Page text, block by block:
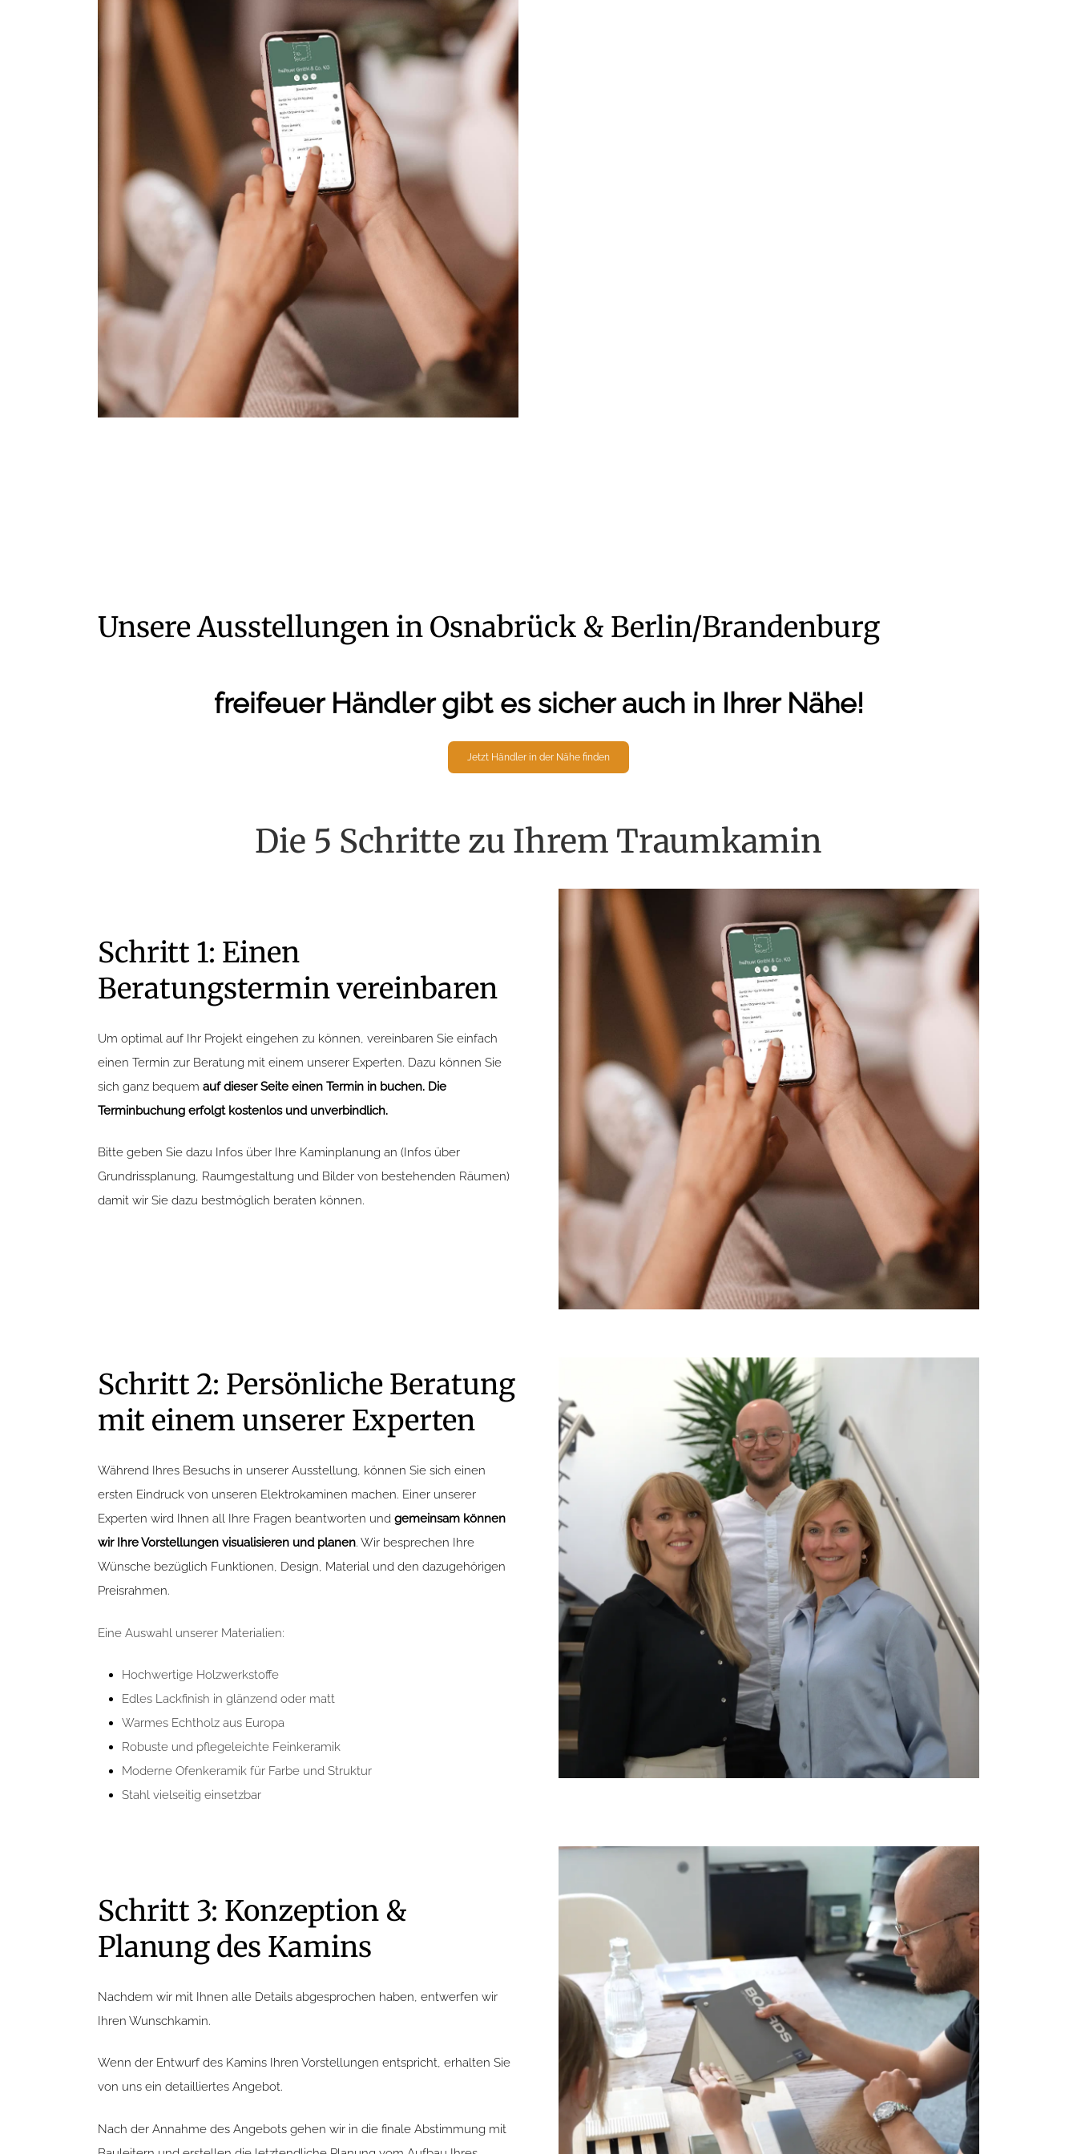
Unsere Ausstellungen in Osnabrück & Berlin/Brandenburg
freifeuer Händler gibt es sicher auch in Ihrer Nähe!
Jetzt Händler in der Nähe finden
Die 5 Schritte zu Ihrem Traumkamin
Schritt 1: Einen
Beratungstermin vereinbaren
Um optimal auf Ihr Projekt eingehen zu können, vereinbaren Sie einfach
einen Termin zur Beratung mit einem unserer Experten. Dazu können Sie
sich ganz bequem auf dieser Seite einen Termin in buchen. Die
Terminbuchung erfolgt kostenlos und unverbindlich.
Bitte geben Sie dazu Infos über Ihre Kaminplanung an (Infos über
Grundrissplanung, Raumgestaltung und Bilder von bestehenden Räumen)
damit wir Sie dazu bestmöglich beraten können.
Schritt 2: Persönliche Beratung
mit einem unserer Experten
Während Ihres Besuchs in unserer Ausstellung, können Sie sich einen
ersten Eindruck von unseren Elektrokaminen machen. Einer unserer
Experten wird Ihnen all Ihre Fragen beantworten und gemeinsam können
wir Ihre Vorstellungen visualisieren und planen. Wir besprechen Ihre
Wünsche bezüglich Funktionen, Design, Material und den dazugehörigen
Preisrahmen.
Eine Auswahl unserer Materialien:
Hochwertige Holzwerkstoffe
Edles Lackfinish in glänzend oder matt
Warmes Echtholz aus Europa
Robuste und pflegeleichte Feinkeramik
Moderne Ofenkeramik für Farbe und Struktur
Stahl vielseitig einsetzbar
Schritt 3: Konzeption &
Planung des Kamins
Nachdem wir mit Ihnen alle Details abgesprochen haben, entwerfen wir
Ihren Wunschkamin.
Wenn der Entwurf des Kamins Ihren Vorstellungen entspricht, erhalten Sie
von uns ein detailliertes Angebot.
Nach der Annahme des Angebots gehen wir in die finale Abstimmung mit